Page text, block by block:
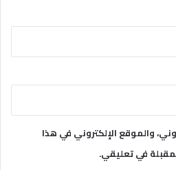
والموقع الإلكتروني في هذا
في تعليقي.